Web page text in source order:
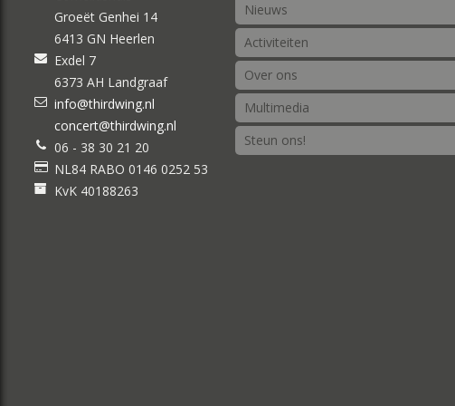
Groeët Genhei 14
6413 GN Heerlen
Exdel 7
6373 AH Landgraaf
info@thirdwing.nl
concert@thirdwing.nl
06 - 38 30 21 20
NL84 RABO 0146 0252 53
KvK 40188263
Nieuws
Activiteiten
Over ons
Multimedia
Steun ons!